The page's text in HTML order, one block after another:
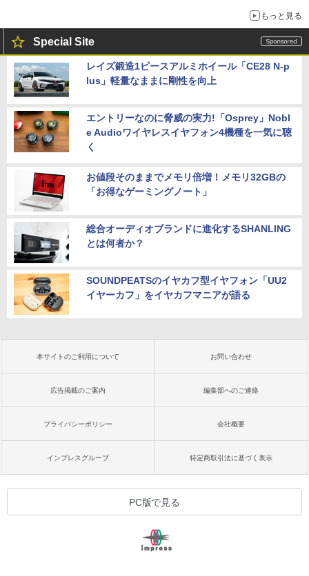
もっと見る
Special Site
レイズ鍛造1ピースアルミホイール「CE28 N-p
lus」軽量なままに剛性を向上
エントリーなのに脅威の実力!「Osprey」Nobl
e Audioワイヤレスイヤフォン4機種を一気に聴
く
お値段そのままでメモリ倍増！メモリ32GBの
「お得なゲーミングノート」
総合オーディオブランドに進化するSHANLING
とは何者か？
SOUNDPEATSのイヤカフ型イヤフォン「UU2
イヤーカフ」をイヤカフマニアが語る
本サイトのご利用について お問い合わせ
広告掲載のご案内 編集部へのご連絡
プライバシーポリシー 会社概要
インプレスグループ 特定商取引法に基づく表示
PC版で見る